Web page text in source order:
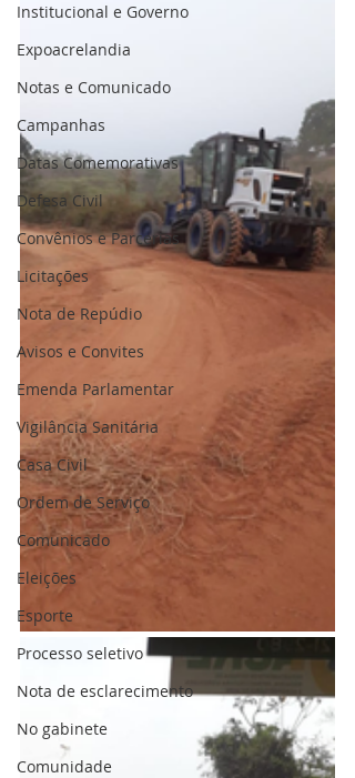
Institucional e Governo
Expoacrelandia
Notas e Comunicado
Campanhas
Datas Comemorativas
Defesa Civil
Convênios e Parcerias
Licitações
Nota de Repúdio
Avisos e Convites
Emenda Parlamentar
Vigilância Sanitária
Casa Civil
Ordem de Serviço
Comunicado
Eleições
Esporte
Processo seletivo
Nota de esclarecimento
No gabinete
Comunidade